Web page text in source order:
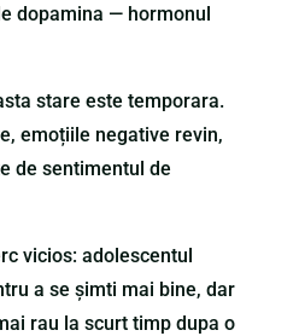
dopamina — hormonul
stare este temporara.
emoțiile negative revin,
de sentimentul de
vicios: adolescentul
a se șimti mai bine, dar
rau la scurt timp dupa o